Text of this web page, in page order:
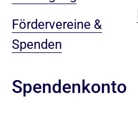
Fördervereine &
Spenden
Spendenkonto